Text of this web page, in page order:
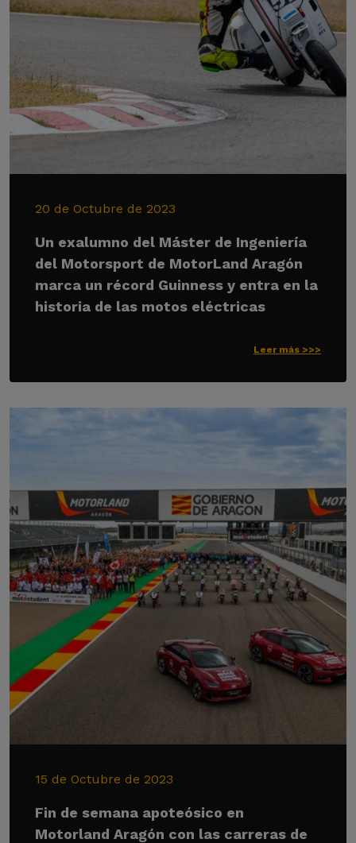
20 de Octubre de 2023
Un exalumno del Máster de Ingeniería
del Motorsport de MotorLand Aragón
marca un récord Guinness y entra en la
historia de las motos eléctricas
Leer más >>>
15 de Octubre de 2023
Fin de semana apoteósico en
Motorland Aragón con las carreras de